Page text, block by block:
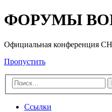
ФОРУМЫ
Официальная конференция
Пропустить
Ссылки